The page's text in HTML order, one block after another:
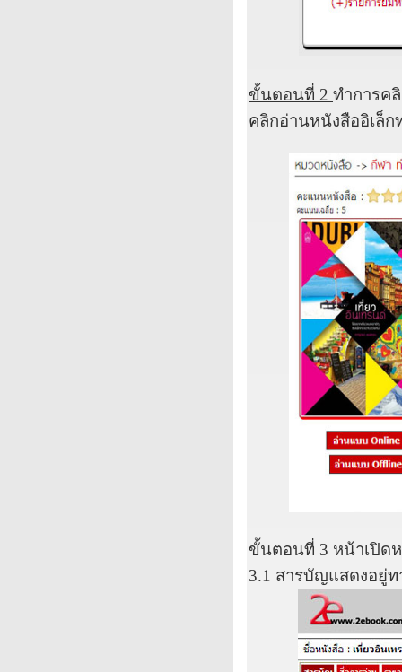
ขั้นตอนที่ 2 ทำการค
คลิกอ่านหนังสืออิเล็
ขั้นตอนที่ 3 หน้าเปิด
3.1 สารบัญแสดงอยู่ท